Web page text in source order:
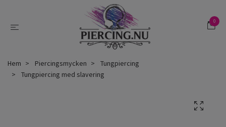
0
Hem Piercingsmycken
Tungpiercing
Tungpiercing med slavering